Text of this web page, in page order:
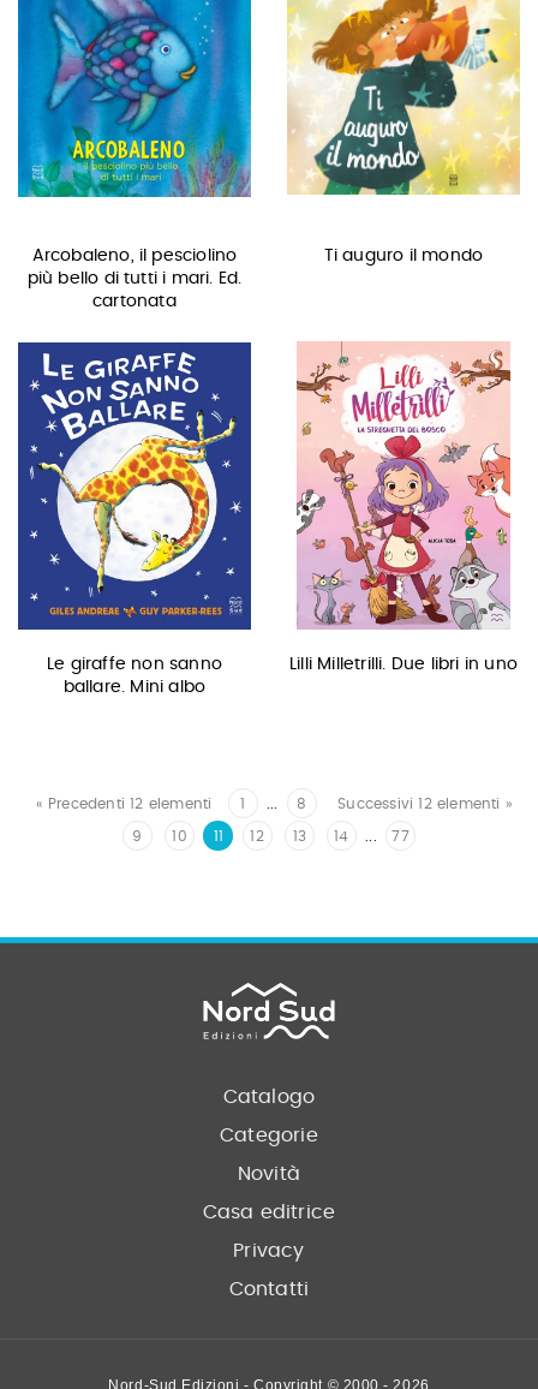
Arcobaleno, il pesciolino
più bello di tutti i mari. Ed.
cartonata
Ti auguro il mondo
Le giraffe non sanno
ballare. Mini albo
Lilli Milletrilli. Due libri in uno
« Precedenti 12 elementi Successivi 12 elementi »
1 8
9 10 11 12 13 14 77
Catalogo
Categorie
Novità
Casa editrice
Privacy
Contatti
Nord-Sud Edizioni - Copyright © 2000 - 2026